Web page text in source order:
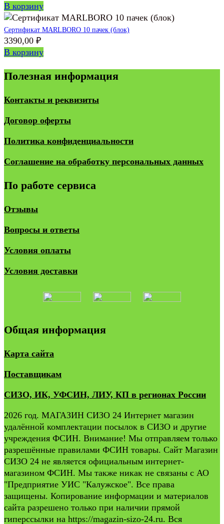
В корзину
Сертификат MARLBORO 10 пачек (блок)
3390,00 ₽
В корзину
Полезная информация
Контакты и реквизиты
Договор оферты
Политика конфиденциальности
Соглашение на обработку персональных данных
По работе сервиса
Отзывы
Вопросы и ответы
Условия оплаты
Условия доставки
Общая информация
Карта сайта
Поставщикам
СИЗО, ИК, УФСИН, ЛИУ, КП в регионах России
2026 год. МАГАЗИН СИЗО 24 Интернет магазин
удалённой комплектации посылок в СИЗО и другие
учреждения ФСИН. Внимание! Мы отправляем только
разрешённые правилами ФСИН товары. Сайт Магазин
СИЗО 24 не является официальным интернет-
магазином ФСИН. Мы также никак не связаны с АО
"Предприятие УИС "Калужское". Все права
защищены. Копирование информации и материалов
сайта разрешено только при наличии прямой
гиперссылки на https://magazin-sizo-24.ru. Вся